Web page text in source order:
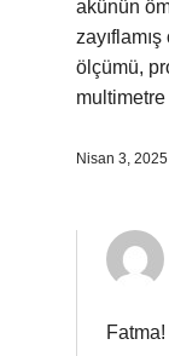
akünün
ölçümü,
multimetre
Nisan 3, 2025
Fatma!